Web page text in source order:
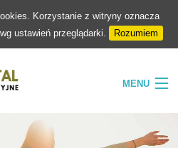
Korzystanie z witryny oznacza
ustawień przeglądarki.
Rozumiem
MENU